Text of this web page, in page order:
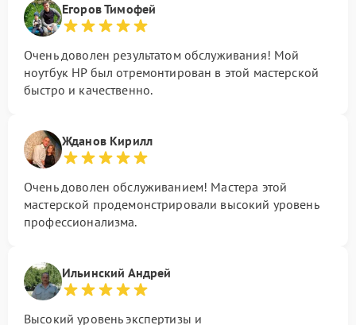
Егоров Тимофей
Очень доволен результатом обслуживания! Мой
ноутбук HP был отремонтирован в этой мастерской
быстро и качественно.
Жданов Кирилл
Очень доволен обслуживанием! Мастера этой
мастерской продемонстрировали высокий уровень
профессионализма.
Ильинский Андрей
Высокий уровень экспертизы и